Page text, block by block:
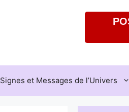
Signes et Messages de l’Univers